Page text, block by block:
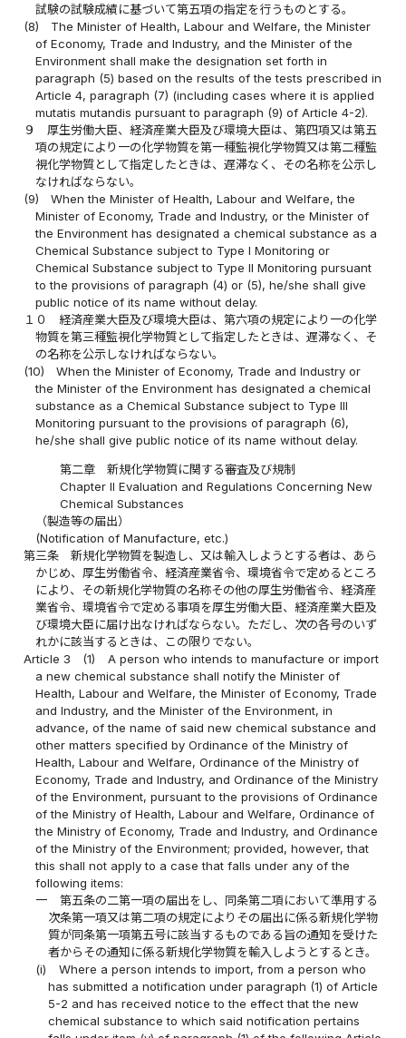
試験の試験成績に基づいて第五項の指定を行うものとする。
(8)
The Minister of Health, Labour and Welfare, the Minister
of Economy, Trade and Industry, and the Minister of the
Environment shall make the designation set forth in
paragraph (5) based on the results of the tests prescribed in
Article 4, paragraph (7) (including cases where it is applied
mutatis mutandis pursuant to paragraph (9) of Article 4-2).
９
厚生労働大臣、経済産業大臣及び環境大臣は、第四項又は第五
項の規定により一の化学物質を第一種監視化学物質又は第二種監
視化学物質として指定したときは、遅滞なく、その名称を公示し
なければならない。
(9)
When the Minister of Health, Labour and Welfare, the
Minister of Economy, Trade and Industry, or the Minister of
the Environment has designated a chemical substance as a
Chemical Substance subject to Type I Monitoring or
Chemical Substance subject to Type II Monitoring pursuant
to the provisions of paragraph (4) or (5), he/she shall give
public notice of its name without delay.
１０
経済産業大臣及び環境大臣は、第六項の規定により一の化学
物質を第三種監視化学物質として指定したときは、遅滞なく、そ
の名称を公示しなければならない。
(10)
When the Minister of Economy, Trade and Industry or
the Minister of the Environment has designated a chemical
substance as a Chemical Substance subject to Type III
Monitoring pursuant to the provisions of paragraph (6),
he/she shall give public notice of its name without delay.
第二章 新規化学物質に関する審査及び規制
Chapter II Evaluation and Regulations Concerning New
Chemical Substances
（製造等の届出）
(Notification of Manufacture, etc.)
第三条
新規化学物質を製造し、又は輸入しようとする者は、あら
かじめ、厚生労働省令、経済産業省令、環境省令で定めるところ
により、その新規化学物質の名称その他の厚生労働省令、経済産
業省令、環境省令で定める事項を厚生労働大臣、経済産業大臣及
び環境大臣に届け出なければならない。ただし、次の各号のいず
れかに該当するときは、この限りでない。
Article 3
(1)
A person who intends to manufacture or import
a new chemical substance shall notify the Minister of
Health, Labour and Welfare, the Minister of Economy, Trade
and Industry, and the Minister of the Environment, in
advance, of the name of said new chemical substance and
other matters specified by Ordinance of the Ministry of
Health, Labour and Welfare, Ordinance of the Ministry of
Economy, Trade and Industry, and Ordinance of the Ministry
of the Environment, pursuant to the provisions of Ordinance
of the Ministry of Health, Labour and Welfare, Ordinance of
the Ministry of Economy, Trade and Industry, and Ordinance
of the Ministry of the Environment; provided, however, that
this shall not apply to a case that falls under any of the
following items:
一
第五条の二第一項の届出をし、同条第二項において準用する
次条第一項又は第二項の規定によりその届出に係る新規化学物
質が同条第一項第五号に該当するものである旨の通知を受けた
者からその通知に係る新規化学物質を輸入しようとするとき。
(i)
Where a person intends to import, from a person who
has submitted a notification under paragraph (1) of Article
5-2 and has received notice to the effect that the new
chemical substance to which said notification pertains